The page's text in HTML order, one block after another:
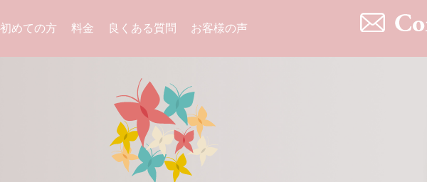
初めての方 料金 良くある質問 お客様の声